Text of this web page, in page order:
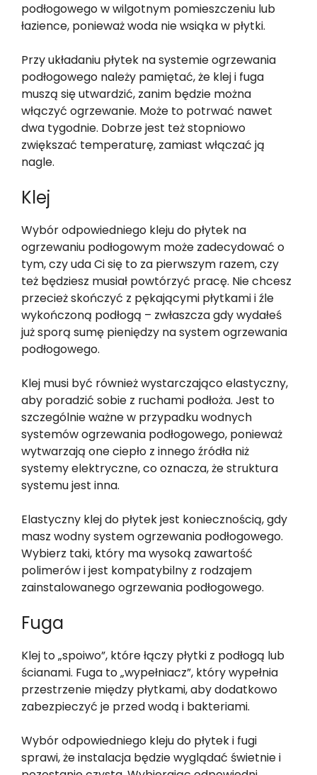
podłogowego w wilgotnym pomieszczeniu lub
łazience, ponieważ woda nie wsiąka w płytki.
Przy układaniu płytek na systemie ogrzewania
podłogowego należy pamiętać, że klej i fuga
muszą się utwardzić, zanim będzie można
włączyć ogrzewanie. Może to potrwać nawet
dwa tygodnie. Dobrze jest też stopniowo
zwiększać temperaturę, zamiast włączać ją
nagle.
Klej
Wybór odpowiedniego kleju do płytek na
ogrzewaniu podłogowym może zadecydować o
tym, czy uda Ci się to za pierwszym razem, czy
też będziesz musiał powtórzyć pracę. Nie chcesz
przecież skończyć z pękającymi płytkami i źle
wykończoną podłogą – zwłaszcza gdy wydałeś
już sporą sumę pieniędzy na system ogrzewania
podłogowego.
Klej musi być również wystarczająco elastyczny,
aby poradzić sobie z ruchami podłoża. Jest to
szczególnie ważne w przypadku wodnych
systemów ogrzewania podłogowego, ponieważ
wytwarzają one ciepło z innego źródła niż
systemy elektryczne, co oznacza, że struktura
systemu jest inna.
Elastyczny klej do płytek jest koniecznością, gdy
masz wodny system ogrzewania podłogowego.
Wybierz taki, który ma wysoką zawartość
polimerów i jest kompatybilny z rodzajem
zainstalowanego ogrzewania podłogowego.
Fuga
Klej to „spoiwo”, które łączy płytki z podłogą lub
ścianami. Fuga to „wypełniacz”, który wypełnia
przestrzenie między płytkami, aby dodatkowo
zabezpieczyć je przed wodą i bakteriami.
Wybór odpowiedniego kleju do płytek i fugi
sprawi, że instalacja będzie wyglądać świetnie i